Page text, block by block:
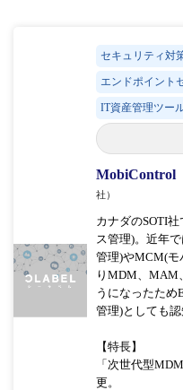
セキュリティ対
エンドポイント
IT資産管理ツー
MobiControl
社）
カナダのSOTI
ス管理)。近年
管理)やMCM(モ
りMDM、MAM
うになったため
管理)としても認
【特長】
「次世代型
更。